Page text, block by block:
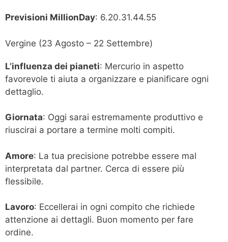
Previsioni MillionDay: 6.20.31.44.55
Vergine (23 Agosto – 22 Settembre)
L’influenza dei pianeti: Mercurio in aspetto
favorevole ti aiuta a organizzare e pianificare ogni
dettaglio.
Giornata: Oggi sarai estremamente produttivo e
riuscirai a portare a termine molti compiti.
Amore: La tua precisione potrebbe essere mal
interpretata dal partner. Cerca di essere più
flessibile.
Lavoro: Eccellerai in ogni compito che richiede
attenzione ai dettagli. Buon momento per fare
ordine.